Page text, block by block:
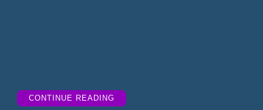
CONTINUE READING“TIPTRACKS
WEEK